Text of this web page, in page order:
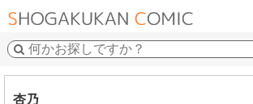
杏乃